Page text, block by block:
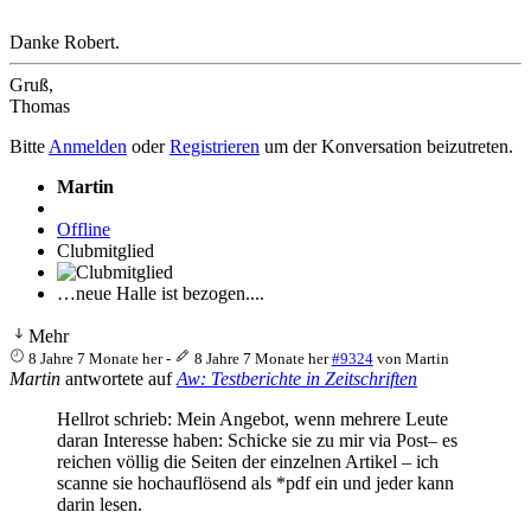
Danke Robert.
Gruß,
Thomas
Bitte Anmelden oderRegistrieren um der Konversation beizutreten.
Martin
Offline
Clubmitglied
…neue Halle ist bezogen....
Mehr
8 Jahre 7 Monate her- 8 Jahre 7 Monate her #9324 von Martin
Martin antwortete aufAw: Testberichte in Zeitschriften
Hellrot schrieb: Mein Angebot, wenn mehrere Leute
daran Interesse haben: Schicke sie zu mir via Post– es
reichen völlig die Seiten der einzelnen Artikel – ich
scanne sie hochauflösend als *pdf ein und jeder kann
darin lesen.